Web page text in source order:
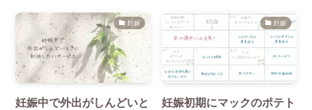
妊娠
妊娠中で外出がしんどいと
妊娠
妊娠初期にマックのポテト